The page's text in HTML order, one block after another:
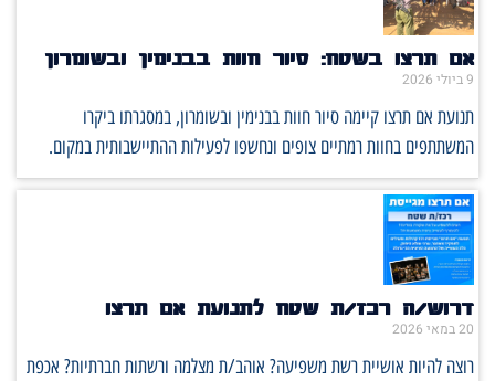
אם תרצו בשטח: סיור חוות בבנימין ובשומרון
9 ביולי 2026
תנועת אם תרצו קיימה סיור חוות בבנימין ובשומרון, במסגרתו ביקרו
המשתתפים בחוות רמתיים צופים ונחשפו לפעילות ההתיישבותית במקום.
דרוש/ה רכז/ת שטח לתנועת אם תרצו
20 במאי 2026
רוצה להיות אושיית רשת משפיעה? אוהב/ת מצלמה ורשתות חברתיות? אכפת